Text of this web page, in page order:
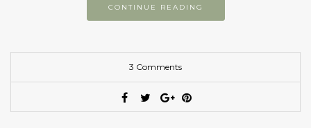
CONTINUE READING
3 Comments